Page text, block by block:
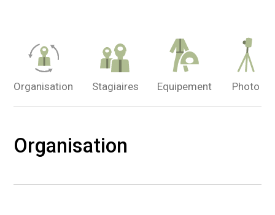
Organisation Stagiaires Equipement Photo
Organisation